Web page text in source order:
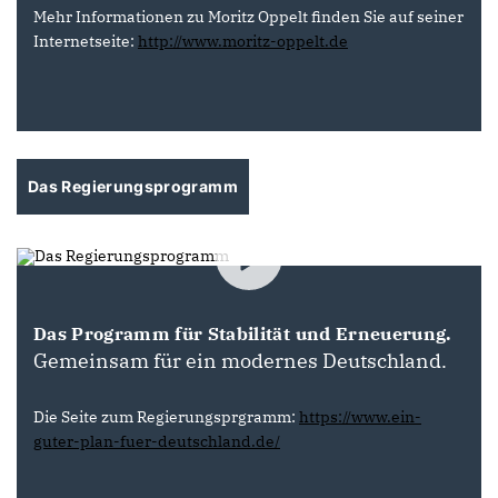
Mehr Informationen zu Moritz Oppelt finden Sie auf seiner
Internetseite: http://www.moritz-oppelt.de
Das Regierungsprogramm
Das Programm für Stabilität und Erneuerung.
Gemeinsam für ein modernes Deutschland.
Die Seite zum Regierungsprgramm: https://www.ein-
guter-plan-fuer-deutschland.de/